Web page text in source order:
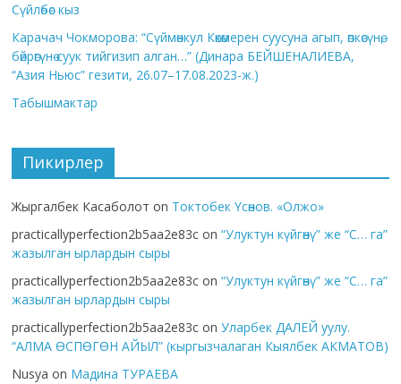
Сүйлөбөс кыз
Карачач Чокморова: “Сүймөнкул Көкөмерен суусуна агып, өпкөсүнө,
бөйрөгүнө суук тийгизип алган…” (Динара БЕЙШЕНАЛИЕВА,
“Азия Ньюс” гезити, 26.07–17.08.2023-ж.)
Табышмактар
Пикирлер
Жыргалбек Касаболот on Токтобек Үсөнов. «Олжо»
practicallyperfection2b5aa2e83c on“Улуктун күйгөнү” же “С… га”
жазылган ырлардын сыры
practicallyperfection2b5aa2e83c on“Улуктун күйгөнү” же “С… га”
жазылган ырлардын сыры
practicallyperfection2b5aa2e83c onУларбек ДАЛЕЙ уулу.
“АЛМА ӨСПӨГӨН АЙЫЛ” (кыргызчалаган Кыялбек АКМАТОВ)
Nusya on Мадина ТУРАЕВА